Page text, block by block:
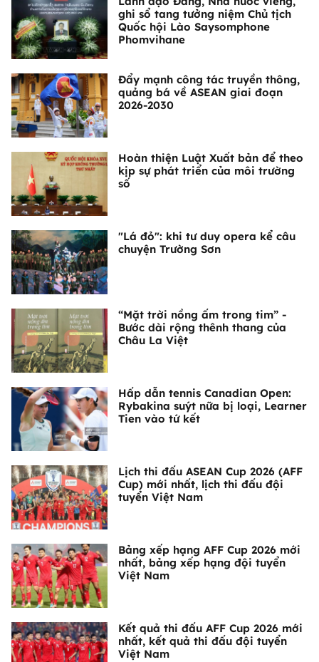
ghi sổ tang tưởng niệm Chủ tịch
Quốc hội Lào Saysomphone
Phomvihane
Đẩy mạnh công tác truyền thông,
quảng bá về ASEAN giai đoạn
2026-2030
Hoàn thiện Luật Xuất bản để theo
kịp sự phát triển của môi trường
số
"Lá đỏ": khi tư duy opera kể câu
chuyện Trường Sơn
“Mặt trời nồng ấm trong tim” -
Bước dài rộng thênh thang của
Châu La Việt
Hấp dẫn tennis Canadian Open:
Rybakina suýt nữa bị loại, Learner
Tien vào tứ kết
Lịch thi đấu ASEAN Cup 2026 (AFF
Cup) mới nhất, lịch thi đấu đội
tuyển Việt Nam
Bảng xếp hạng AFF Cup 2026 mới
nhất, bảng xếp hạng đội tuyển
Việt Nam
Kết quả thi đấu AFF Cup 2026 mới
nhất, kết quả thi đấu đội tuyển
Việt Nam